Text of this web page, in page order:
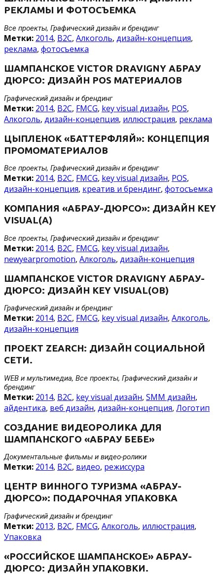
РЕКЛАМЫ И ФОТОСЪЕМКА
Все проекты, Графический дизайн и брендинг
Метки: 2014, B2C, Алкоголь, дизайн-концепция,
реклама, фотосъемка
ШАМПАНСКОЕ VICTOR DRAVIGNY АБРАУ
ДЮРСО: ДИЗАЙН POS МАТЕРИАЛОВ
Графический дизайн и брендинг
Метки: 2014, B2C, FMCG, key visual дизайн, POS,
Алкоголь, дизайн-концепция, иллюстрация, реклама
ЦЫПЛЕНОК «БАТТЕРФЛЯЙ»: КОНЦЕПЦИЯ
ПРОМОМАТЕРИАЛОВ
Все проекты, Графический дизайн и брендинг
Метки: 2014, B2C, FMCG, key visual дизайн, POS,
дизайн-концепция, креатив и брендинг, фотосъемка
КОМПАНИЯ «АБРАУ-ДЮРСО»: ДИЗАЙН KEY
VISUAL(A)
Все проекты, Графический дизайн и брендинг
Метки: 2014, B2C, FMCG, key visual дизайн,
newyearpromotion, Алкоголь, дизайн-концепция
ШАМПАНСКОЕ VICTOR DRAVIGNY АБРАУ-
ДЮРСО: ДИЗАЙН KEY VISUAL(ОВ)
Графический дизайн и брендинг
Метки: 2014, B2C, FMCG, key visual дизайн, Алкоголь,
дизайн-концепция
ПРОЕКТ ZEARCH: ДИЗАЙН СОЦИАЛЬНОЙ
СЕТИ.
WEB и мультимедиа, Все проекты, Графический дизайн и
брендинг
Метки: 2014, B2C, key visual дизайн, SMM дизайн,
айдентика, веб дизайн, дизайн-концепция, Логотип
СОЗДАНИЕ ВИДЕОРОЛИКА ДЛЯ
ШАМПАНСКОГО «АБРАУ БЕБЕ»
Документальные фильмы и видео-ролики
Метки: 2014, B2C, видео, режиссура
ЦЕНТР ВИННОГО ТУРИЗМА «АБРАУ-
ДЮРСО»: ПОДАРОЧНАЯ УПАКОВКА
Графический дизайн и брендинг
Метки: 2013, B2C, FMCG, Алкоголь, иллюстрация,
Упаковка
«РОССИЙСКОЕ ШАМПАНСКОЕ» АБРАУ-
ДЮРСО: ДИЗАЙН УПАКОВКИ.